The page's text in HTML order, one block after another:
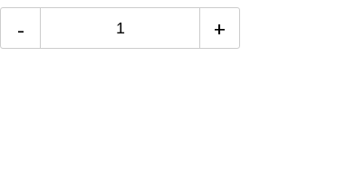
12期 0利率
$6,374
更多信用卡分期0利率滿額享回饋
特仕版筆電推薦→點我看達人教你買
- +